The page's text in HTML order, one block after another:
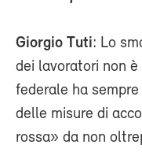
Giorgio Tuti: Lo
dei lavoratori non
federale ha
delle misure di
rossa» da non